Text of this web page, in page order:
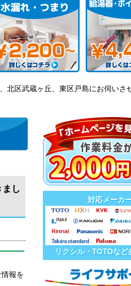
北区武蔵ヶ丘、東区戸島にお伺いさ
し
報を
対応メーカ
リクシル・TOTOなど